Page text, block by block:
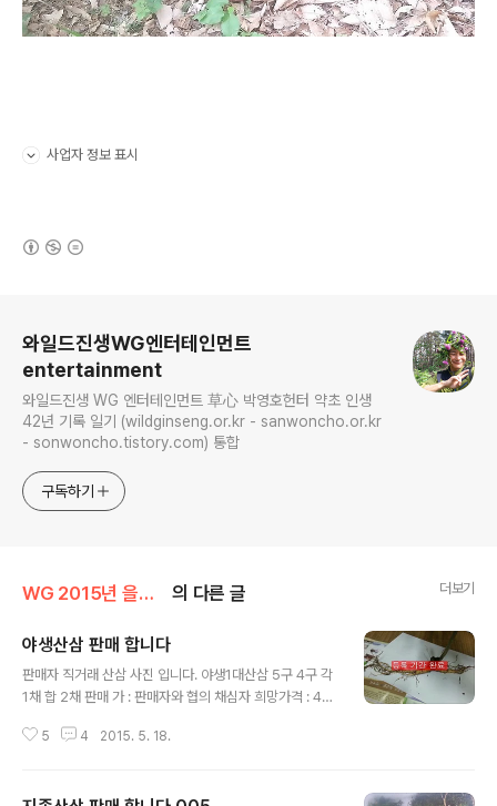
사업자 정보 표시
와일드진생WG엔터테인먼트
entertainment
와일드진생 WG 엔터테인먼트 草心 박영호헌터 약초 인생
42년 기록 일기 (wildginseng.or.kr - sanwoncho.or.kr
- sonwoncho.tistory.com) 통합
구독하기
WG 2015년 을미년 기록 의 다른 글 더보기
야생산삼 판매 합니다
판매자 직거래 산삼 사진 입니다. 야생1대산삼 5구 4구 각
1채 합 2채 판매 가 : 판매자와 협의 채심자 희망가격 : 40
이므로 절대적이지 아니 함을 고지 합니다. 안녕하십니까?
5 4 2015. 5. 18.